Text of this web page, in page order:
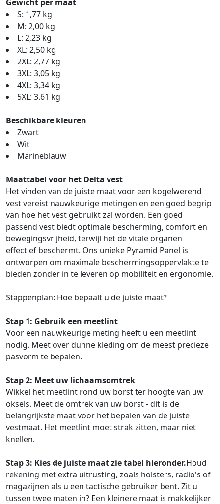
Gewicht per maat
S: 1,77 kg
M: 2,00 kg
L: 2,23 kg
XL: 2,50 kg
2XL: 2,77 kg
3XL: 3,05 kg
4XL: 3,34 kg
5XL: 3.61 kg
Beschikbare kleuren
Zwart
Wit
Marineblauw
Maattabel voor het Delta vest
Het vinden van de juiste maat voor een kogelwerend
vest vereist nauwkeurige metingen en een goed begrip
van hoe het vest gebruikt zal worden. Een goed
passend vest biedt optimale bescherming, comfort en
bewegingsvrijheid, terwijl het de vitale organen
effectief beschermt. Ons unieke Pyramid Panel is
ontworpen om maximale beschermingsoppervlakte te
bieden zonder in te leveren op mobiliteit en ergonomie.
Stappenplan: Hoe bepaalt u de juiste maat?
Stap 1: Gebruik een meetlint
Voor een nauwkeurige meting heeft u een meetlint
nodig. Meet over dunne kleding om de meest precieze
pasvorm te bepalen.
Stap 2: Meet uw lichaamsomtrek
Wikkel het meetlint rond uw borst ter hoogte van uw
oksels. Meet de omtrek van uw borst - dit is de
belangrijkste maat voor het bepalen van de juiste
vestmaat. Het meetlint moet strak zitten, maar niet
knellen.
Stap 3: Kies de juiste maat zie tabel hieronder.Houd
rekening met extra uitrusting, zoals holsters, radio's of
magazijnen als u een tactische gebruiker bent. Zit u
tussen twee maten in? Een kleinere maat is makkelijker